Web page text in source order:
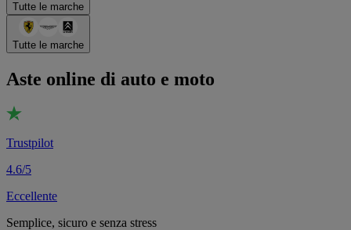
Tutte le marche
Tutte le marche
Aste online di auto e moto
Trustpilot
4.6/5
Eccellente
Semplice, sicuro e senza stress